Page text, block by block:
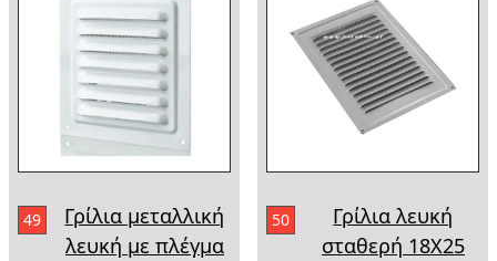
49
Γρίλια μεταλλική
λευκή με πλέγμα
50
Γρίλια λευκή
σταθερή 18X25